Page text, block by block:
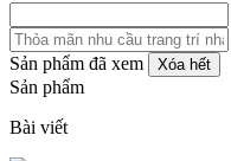
Sản phẩm đã xem Xóa hết
Sản phẩm
Bài viết